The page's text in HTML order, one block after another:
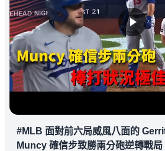
#MLB 面對前六局威風八面的
Muncy 確信步致勝兩分砲逆轉戰